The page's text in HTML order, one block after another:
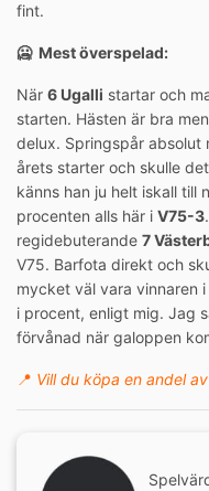
fint.
🥶 Mest överspelad:
När 6 Ugalli startar och
starten. Hästen är bra
delux. Springspår absolut
årets starter och skulle
känns han ju helt iskall till
procenten alls här i V75-3
regidebuterande 7
V75. Barfota direkt och
mycket väl vara vinnaren
i procent, enligt mig. Jag
förvånad när galoppen
📍 Vill du köpa en andel